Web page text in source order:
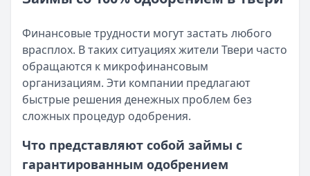
Все статьи
Опубликовано:5 декабря 2025 г.
Категория:МФО
Читать новость
Срочный микрозайм 15 000 ₽ на карту: свежая
Кратко:Нужны 15 000 рублей на карту прямо сегодня?
Опубликовано:5 декабря 2025 г.
Читать новость
Рекордный рост доли клиентов МФО с iPhone: что
Финансовые трудности могут застать любого
врасплох. В таких ситуациях жители Твери часто
обращаются к микрофинансовым
организациям. Эти компании предлагают
быстрые решения денежных проблем без
сложных процедур одобрения.
Что представляют собой займы с
гарантированным одобрением